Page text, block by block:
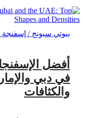
بيوتي سبونج / إسفنجة
أفضل
في دبي
والكثافات